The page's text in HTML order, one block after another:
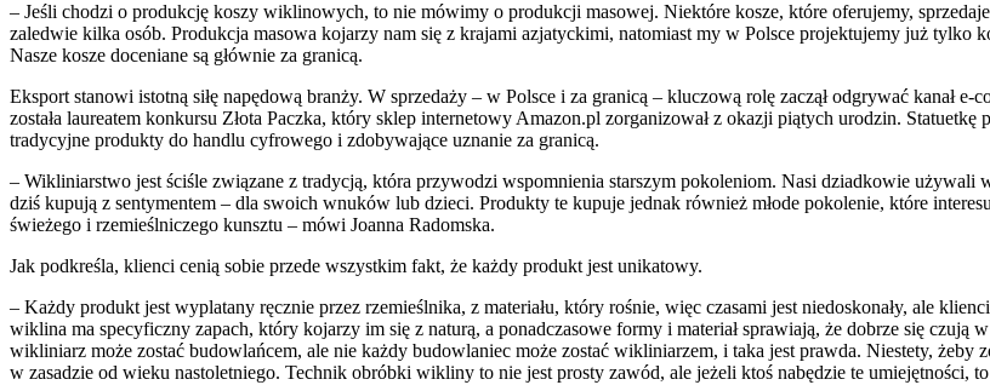
– Jeśli chodzi o produkcję koszy wiklinowych, to nie mówimy o produkcji masowej. Niektóre kosze, które oferujemy,
zaledwie kilka osób. Produkcja masowa kojarzy nam się z krajami azjatyckimi, natomiast my w Polsce projektujemy już
Nasze kosze doceniane są głównie za granicą.
Eksport stanowi istotną siłę napędową branży. W sprzedaży – w Polsce i za granicą – kluczową rolę zaczął odgrywać kanał
została laureatem konkursu Złota Paczka, który sklep internetowy Amazon.pl zorganizował z okazji piątych urodzin.
tradycyjne produkty do handlu cyfrowego i zdobywające uznanie za granicą.
– Wikliniarstwo jest ściśle związane z tradycją, która przywodzi wspomnienia starszym pokoleniom. Nasi dziadkowie
dziś kupują z sentymentem – dla swoich wnuków lub dzieci. Produkty te kupuje jednak również młode pokolenie, które
świeżego i rzemieślniczego kunsztu – mówi Joanna Radomska.
Jak podkreśla, klienci cenią sobie przede wszystkim fakt, że każdy produkt jest unikatowy.
– Każdy produkt jest wyplatany ręcznie przez rzemieślnika, z materiału, który rośnie, więc czasami jest niedoskonały, ale
wiklina ma specyficzny zapach, który kojarzy im się z naturą, a ponadczasowe formy i materiał sprawiają, że dobrze się
wikliniarz może zostać budowlańcem, ale nie każdy budowlaniec może zostać wikliniarzem, i taka jest prawda. Niestety,
w zasadzie od wieku nastoletniego. Technik obróbki wikliny to nie jest prosty zawód, ale jeżeli ktoś nabędzie te umiejętności,